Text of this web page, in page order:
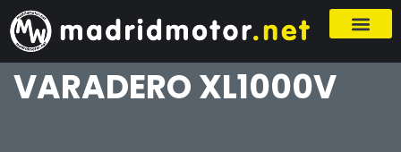
VARADERO XL1000V